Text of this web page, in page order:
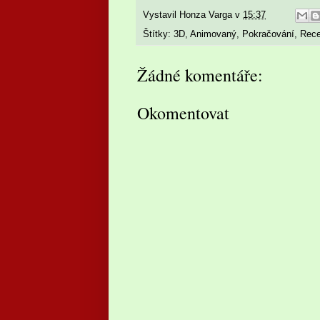
Vystavil Honza Varga v 15:37
Štítky: 3D Animovaný Pokračování
Žádné komentáře:
Okomentovat